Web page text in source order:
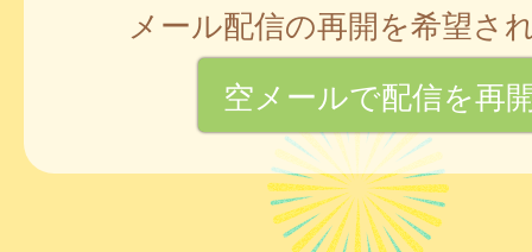
メール配信の再開を希望さ
空メールで配信を再